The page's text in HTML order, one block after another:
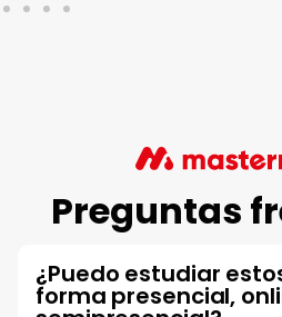
Preguntas
¿Puedo estudiar
forma presencial,